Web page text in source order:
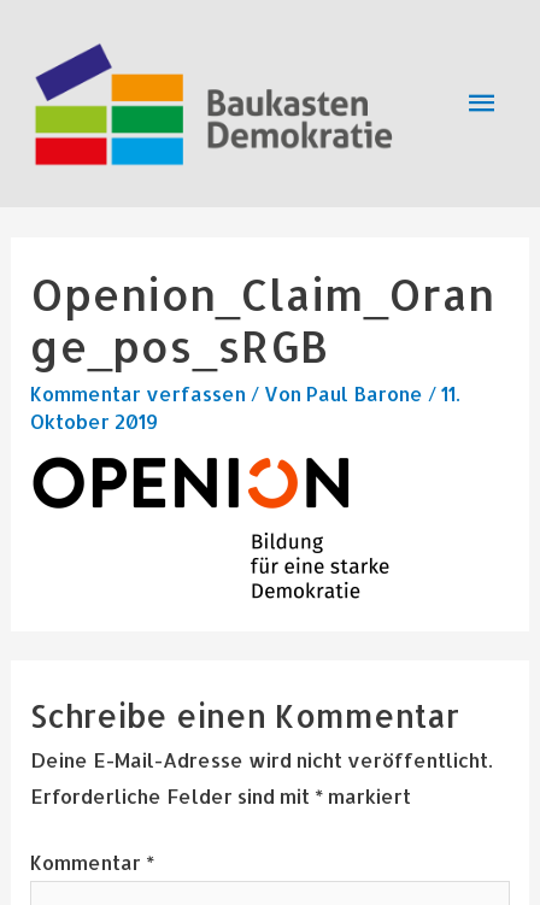
springen
Openion_Claim_Oran
ge_pos_sRGB
Kommentar verfassen / Von Paul Barone /11.
Oktober 2019
Schreibe einen Kommentar
Deine E-Mail-Adresse wird nicht veröffentlicht.
Erforderliche Felder sind mit * markiert
Kommentar *